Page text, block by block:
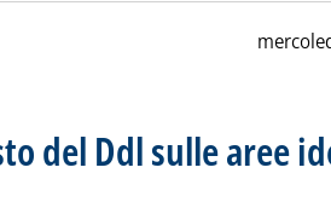
del Ddl sulle aree